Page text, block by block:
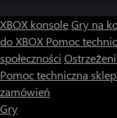
XBOX konsoleGry na
do XBOX Pomoc
społeczności
Pomoc techniczna
zamówień
Gry